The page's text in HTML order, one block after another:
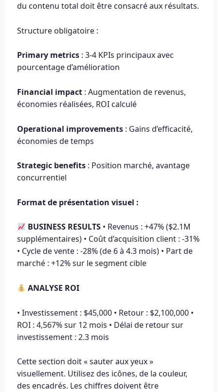
du contenu total doit être consacré aux résultats.
Structure obligatoire :
Primary metrics: 3-4 KPIs principaux avec
pourcentage d’amélioration
Financial impact : Augmentation de revenus,
économies réalisées, ROI calculé
Operational improvements: Gains d’efficacité,
économies de temps
Strategic benefits: Position marché, avantage
concurrentiel
Format de présentation visuel :
BUSINESS RESULTS• Revenus : +47% ($2.1M
supplémentaires) • Coût d’acquisition client : -31%
• Cycle de vente : -28% (de 6 à 4.3 mois) • Part de
marché : +12% sur le segment cible
ANALYSE ROI
• Investissement : $45,000 • Retour : $2,100,000 •
ROI : 4,567% sur 12 mois • Délai de retour sur
investissement : 2.3 mois
Cette section doit « sauter aux yeux »
visuellement. Utilisez des icônes, de la couleur,
des encadrés. Les chiffres doivent être